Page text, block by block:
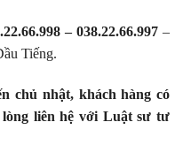
– 038.22.66.997 –
Tiếng.
chủ nhật, khách hàng có
liên hệ với Luật sư tư